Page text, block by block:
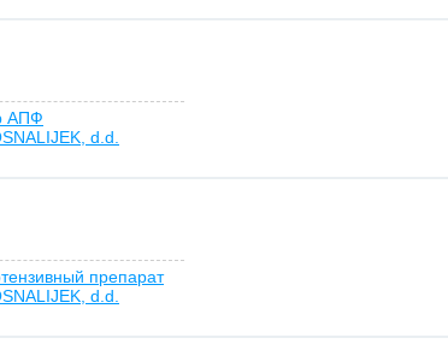
АПФ
d.d.
препарат
d.d.